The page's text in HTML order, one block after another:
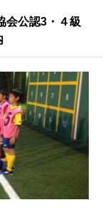
会公認3・４級